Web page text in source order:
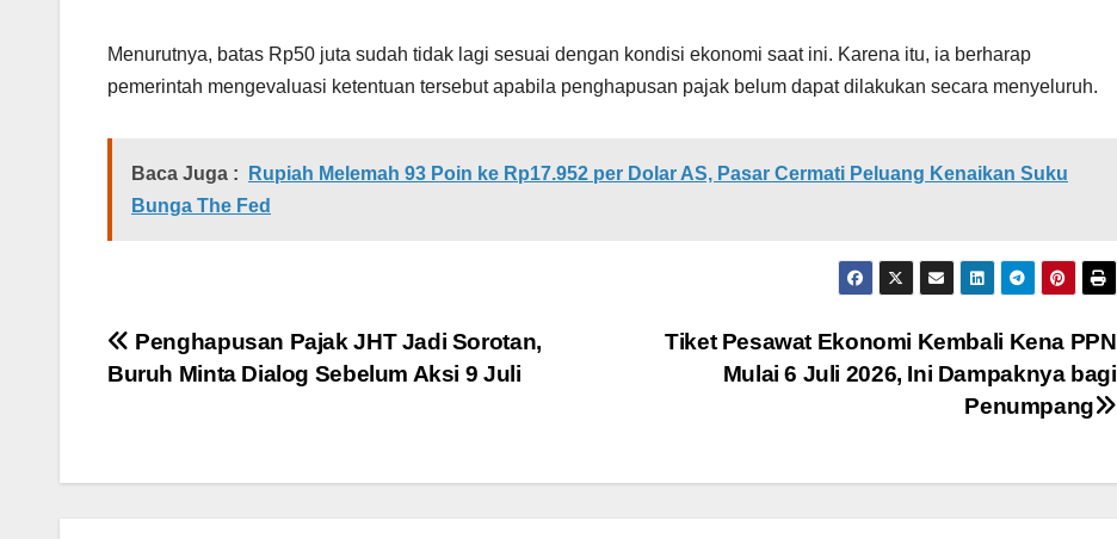
Menurutnya, batas Rp50 juta sudah tidak lagi sesuai dengan kondisi ekonomi saat ini. Karena itu, ia berharap
pemerintah mengevaluasi ketentuan tersebut apabila penghapusan pajak belum dapat dilakukan secara menyeluruh.
Baca Juga :
Rupiah Melemah 93 Poin ke Rp17.952 per Dolar AS, Pasar Cermati Peluang Kenaikan Suku
Bunga The Fed
Navigasi
Tiket Pesawat Ekonomi Kembali Kena PPN
Mulai 6 Juli 2026, Ini Dampaknya bagi
Penumpang
Penghapusan Pajak JHT Jadi Sorotan,
Buruh Minta Dialog Sebelum Aksi 9 Juli